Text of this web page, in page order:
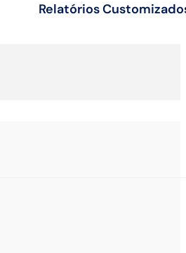
Relatórios